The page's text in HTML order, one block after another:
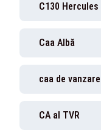
C130 Hercules
Caa Albă
caa de vanzare
CA al TVR